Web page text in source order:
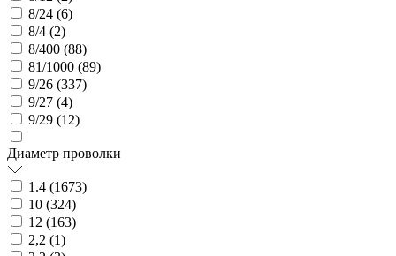
8/24 (6)
8/4 (2)
8/400 (88)
81/1000 (89)
9/26 (337)
9/27 (4)
9/29 (12)
Диаметр проволки
1.4 (1673)
10 (324)
12 (163)
2,2 (1)